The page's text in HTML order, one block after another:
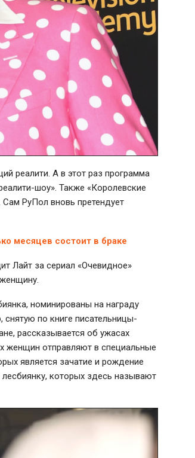
реалити. А в этот раз программа
шоу». Также «Королевские
Сам РуПол вновь претендует
месяцев состоит в браке
Лайт за сериал «Очевидное»
номинированы на награду
снятую по книге писательницы-
рассказывается об ужасах
женщин отправляют в специальные
является зачатие и рождение
которых здесь называют